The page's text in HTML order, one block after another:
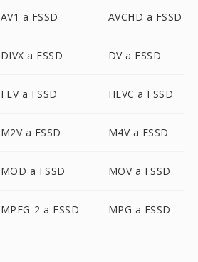
AV1 a FSSD AVCHD a FSSD
DIVX a FSSD DV a FSSD
FLV a FSSD HEVC a FSSD
M2V a FSSD M4V a FSSD
MOD a FSSD MOV a FSSD
MPEG-2 a FSSD MPG a FSSD